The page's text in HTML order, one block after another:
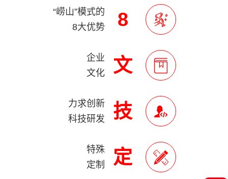
8
“崂山”模式的
8大优势
文
企业
文化
技
力求创新
科技研发
定
特殊
定制